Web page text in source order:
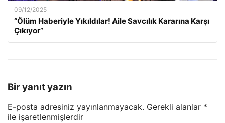
09/12/2025
“Ölüm Haberiyle Yıkıldılar! Aile Savcılık Kararına Karşı
Çıkıyor”
Bir yanıt yazın
E-posta adresiniz yayınlanmayacak. Gerekli alanlar *
ile işaretlenmişlerdir